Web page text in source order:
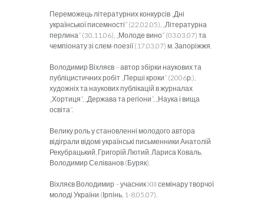
Переможець літературних конкурсів „Дні
української писемності” (22.02.05), „Літературна
перлина” (30.11.06), „Молоде вино” (03.03.07) та
чемпіонату зі слем-поезії (17.03.07) м. Запоріжжя.
Володимир Віхляєв – автор збірки наукових та
публіцистичних робіт „Перші кроки” (2006р.),
художніх та наукових публікацій в журналах
„Хортиця”, „Держава та регіони”, „Наука і вища
освіта”.
Велику роль у становленні молодого автора
відіграли відомі українські письменники Анатолій
Рекубрацький, Григорій Лютий, Лариса Коваль,
Володимир Селіванов (Буряк).
Віхляєв Володимир – учасник XIII семінару творчої
молоді України (Ірпінь, 1-8.05.07).